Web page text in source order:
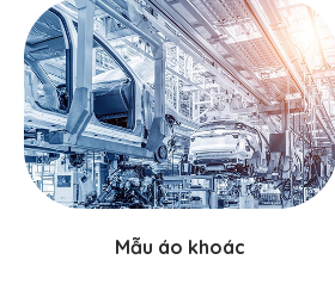
sơn theo lô nhỏ nhanh hơn, hiệu
quả hơn và thân thiện với môi
trường, tích hợp hoàn hảo vào quy
trình sơn hiện tại của các nhà sản
xuất.
Mẫu áo khoác